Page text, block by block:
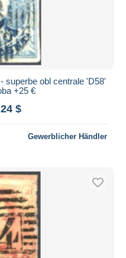
superbe obl centrale 'D58'
+25 €
$
Gewerblicher Händler